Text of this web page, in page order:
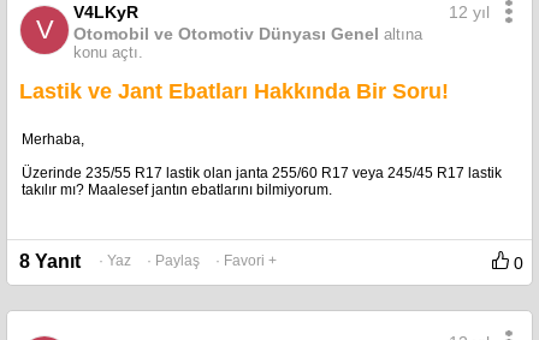
V
V4LKyR
Otomobil ve Otomotiv Dünyası Genel altına
konu açtı.
12 yıl
Lastik ve Jant Ebatları Hakkında Bir Soru!
Merhaba,
Üzerinde 235/55 R17 lastik olan janta 255/60 R17 veya 245/45 R17 lastik
takılır mı? Maalesef jantın ebatlarını bilmiyorum.
8 Yanıt · Yaz · Paylaş · Favori + 0